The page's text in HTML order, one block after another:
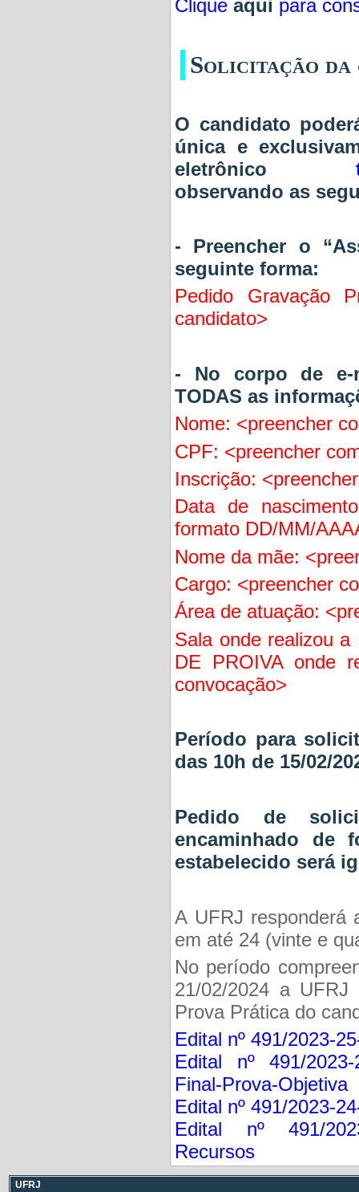
Cliqueaqui para
Solicitação da
O candidato
única e
eletrônico
observando as
- Preencher o
seguinte forma:
Pedido Gravação
candidato>
- No corpo de e-
TODAS as
Nome: <preencher
CPF: <preencher
Inscrição:
Data de
formato DD/MM/
Nome da mãe:
Cargo: <preencher
Área de atuação:
Sala onde realizou
DE PROIVA onde
convocação>
Período para
das 10h de 15/02/
Pedido de
encaminhado de
estabelecido será
A UFRJ responderá
em até 24 (vinte e
No período
21/02/2024 a
Prova Prática do
Edital nº 491/2023-
Edital nº 491/2023-
Final-Prova-Objetiva
Edital nº 491/2023-
Edital nº 491/2023-
Recursos
UFRJ